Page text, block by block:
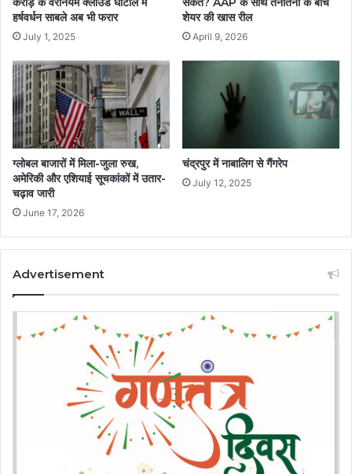
हर्षवर्धन साबले अब भी फरार
July 1, 2025
शेयर की खास रील
April 9, 2026
ग्लोबल बाजारों में मिला-जुला रुख,
अमेरिकी और एशियाई सूचकांकों में उतार-
चढ़ाव जारी
June 17, 2026
चंद्रपुर में नाबालिग से गैंगरेप
July 12, 2025
Advertisement